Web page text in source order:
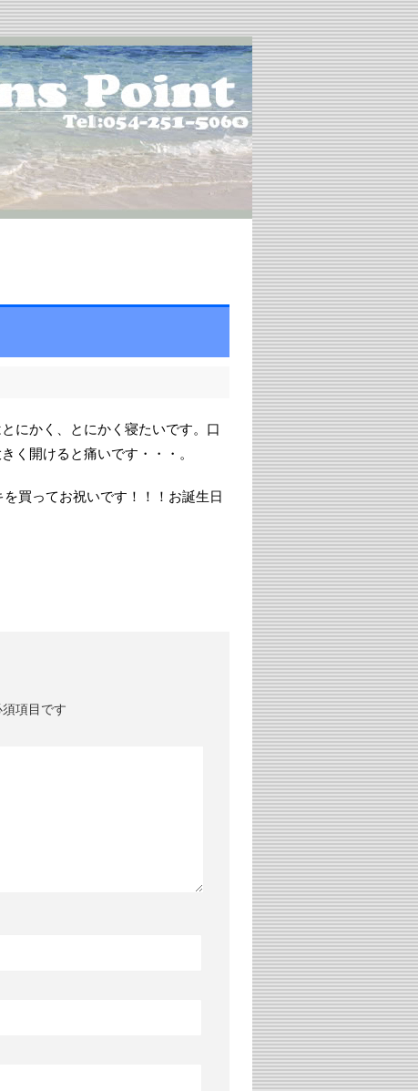
にかく、とにかく寝たいです。口
く開けると痛いです・・・。
買ってお祝いです！！！お誕生日
項目です